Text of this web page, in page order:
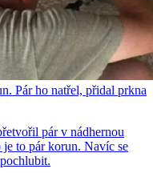
Pár ho natřel, přidal prkna
pár v nádhernou
to pár korun. Navíc se